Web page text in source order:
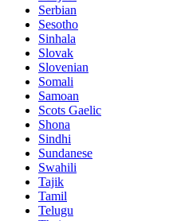
Serbian
Sesotho
Sinhala
Slovak
Slovenian
Somali
Samoan
Scots Gaelic
Shona
Sindhi
Sundanese
Swahili
Tajik
Tamil
Telugu